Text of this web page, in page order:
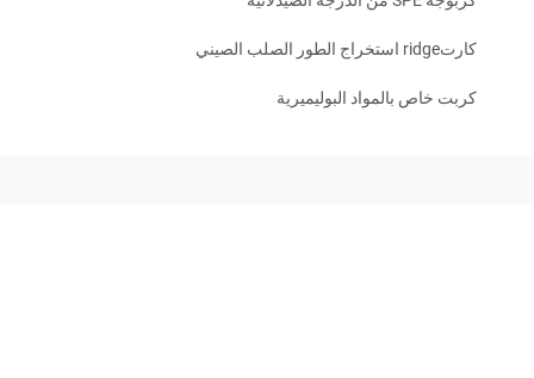
كارتridge استخراج الطور الصلب الصيني
كربت خاص بالمواد البوليميرية